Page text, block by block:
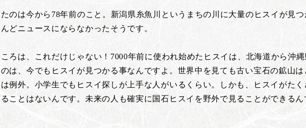
のは今から78年前のこと。新潟県糸魚川というまちの川に大量のヒスイが見
どニュースにならなかったそうです。
ろは、これだけじゃない！7000年前に使われ始めたヒスイは、北海道から沖
は、今でもヒスイが見つかる事なんですよ。世界中を見ても古い宝石の鉱山
例外。小学生でもヒスイ探しが上手な人がいるくらい。しかも、ヒスイがた
ことはないんです。未来の人も確実に国石ヒスイを野外で見ることができる